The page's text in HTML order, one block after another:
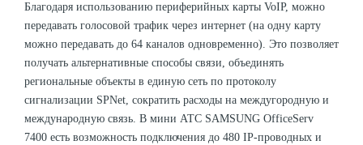
Благодаря использованию периферийных карты VoIP, можно
передавать голосовой трафик через интернет (на одну карту
можно передавать до 64 каналов одновременно). Это позволяет
получать альтернативные способы связи, объединять
региональные объекты в единую сеть по протоколу
сигнализации SPNet, сократить расходы на междугородную и
международную связь. В мини АТС SAMSUNG OfficeServ
7400 есть возможность подключения до 480 IP-проводных и